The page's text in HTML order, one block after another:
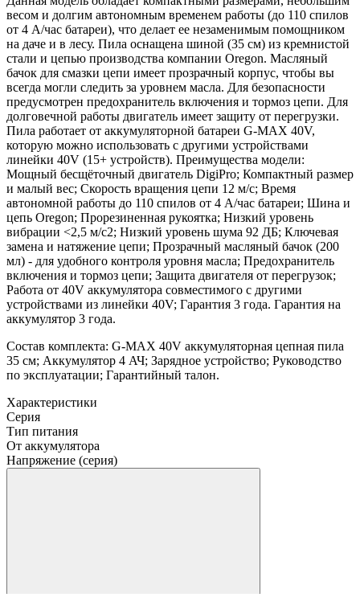
весом и долгим автономным временем работы (до 110 спилов
от 4 А/час батареи), что делает ее незаменимым помощником
на даче и в лесу. Пила оснащена шиной (35 см) из кремнистой
стали и цепью производства компании Oregon. Масляный
бачок для смазки цепи имеет прозрачный корпус, чтобы вы
всегда могли следить за уровнем масла. Для безопасности
предусмотрен предохранитель включения и тормоз цепи. Для
долговечной работы двигатель имеет защиту от перегрузки.
Пила работает от аккумуляторной батареи G-MAX 40V,
которую можно использовать с другими устройствами
линейки 40V (15+ устройств). Преимущества модели:
Мощный бесщёточный двигатель DigiPro; Компактный размер
и малый вес; Скорость вращения цепи 12 м/с; Время
автономной работы до 110 спилов от 4 А/час батареи; Шина и
цепь Oregon; Прорезиненная рукоятка; Низкий уровень
вибрации <2,5 м/с2; Низкий уровень шума 92 ДБ; Ключевая
замена и натяжение цепи; Прозрачный масляный бачок (200
мл) - для удобного контроля уровня масла; Предохранитель
включения и тормоз цепи; Защита двигателя от перегрузок;
Работа от 40V аккумулятора совместимого с другими
устройствами из линейки 40V; Гарантия 3 года. Гарантия на
аккумулятор 3 года.
Состав комплекта: G-MAX 40V аккумуляторная цепная пила
35 см; Аккумулятор 4 АЧ; Зарядное устройство; Руководство
по эксплуатации; Гарантийный талон.
Характеристики
Серия
Тип питания
От аккумулятора
Напряжение (серия)